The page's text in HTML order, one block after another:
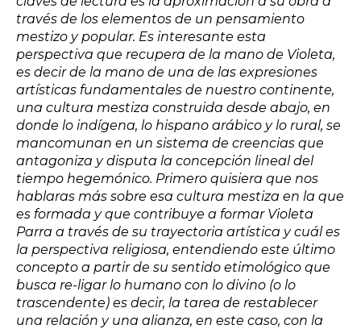
través de los elementos de un pensamiento
mestizo y popular. Es interesante esta
perspectiva que recupera de la mano de Violeta,
es decir de la mano de una de las expresiones
artísticas fundamentales de nuestro continente,
una cultura mestiza construida desde abajo, en
donde lo indígena, lo hispano arábico y lo rural, se
mancomunan en un sistema de creencias que
antagoniza y disputa la concepción lineal del
tiempo hegemónico. Primero quisiera que nos
hablaras más sobre esa cultura mestiza en la que
es formada y que contribuye a formar Violeta
Parra a través de su trayectoria artística y cuál es
la perspectiva religiosa, entendiendo este último
concepto a partir de su sentido etimológico que
busca re-ligar lo humano con lo divino (o lo
trascendente) es decir, la tarea de restablecer
una relación y una alianza, en este caso, con la